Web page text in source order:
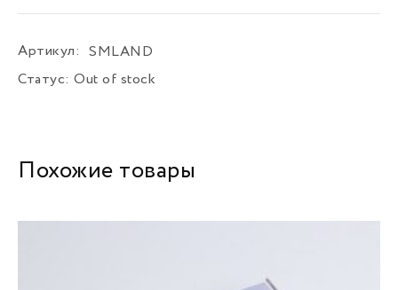
Артикул:
SMLAND
Статус: Out of stock
Похожие товары